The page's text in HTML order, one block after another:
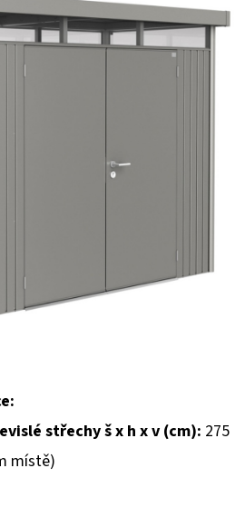
střechy š x h x v (cm): 275
místě)